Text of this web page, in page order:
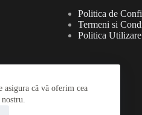
că vă oferim cea
Politica de
Termeni si
Politica